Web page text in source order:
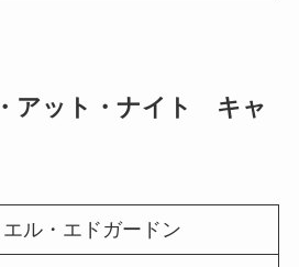
アット・ナイト キャ
エル・エドガードン